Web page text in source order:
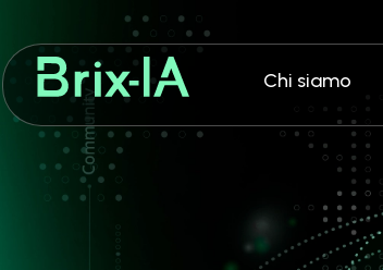
Chi siamo